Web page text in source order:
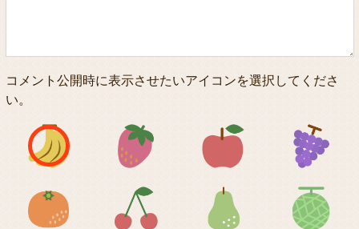
コメント公開時に表示させたいアイコンを選択してくださ
い。
アイコン1 アイコン2 アイコン3
アイコン5 アイコン6 アイコン7